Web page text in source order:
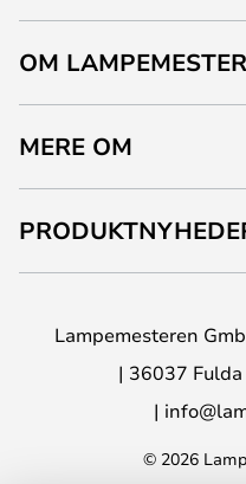
OM
MERE OM
Lampemesteren
36037 Fulda
© 2026